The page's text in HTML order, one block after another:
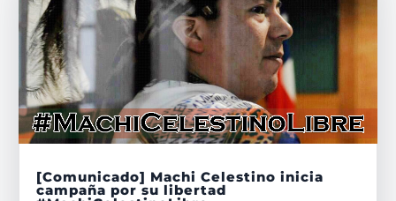
[Comunicado] Machi Celestino inicia
campaña por su libertad